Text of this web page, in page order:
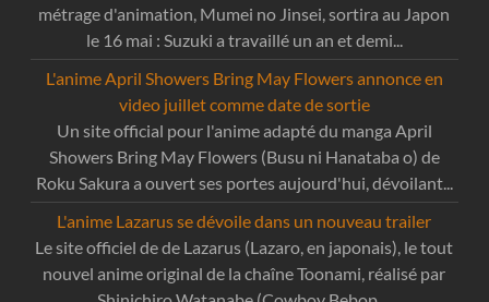
métrage d'animation, Mumei no Jinsei, sortira au Japon
le 16 mai : Suzuki a travaillé un an et demi...
L'anime April Showers Bring May Flowers annonce en
video juillet comme date de sortie
Un site official pour l'anime adapté du manga April
Showers Bring May Flowers (Busu ni Hanataba o) de
Roku Sakura a ouvert ses portes aujourd'hui, dévoilant...
L'anime Lazarus se dévoile dans un nouveau trailer
Le site officiel de de Lazarus (Lazaro, en japonais), le tout
nouvel anime original de la chaîne Toonami, réalisé par